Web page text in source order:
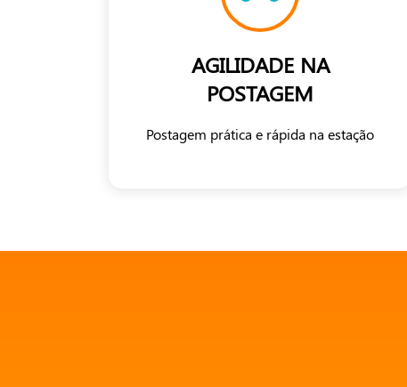
AGILIDADE NA
POSTAGEM
Postagem prática e rápida na estação